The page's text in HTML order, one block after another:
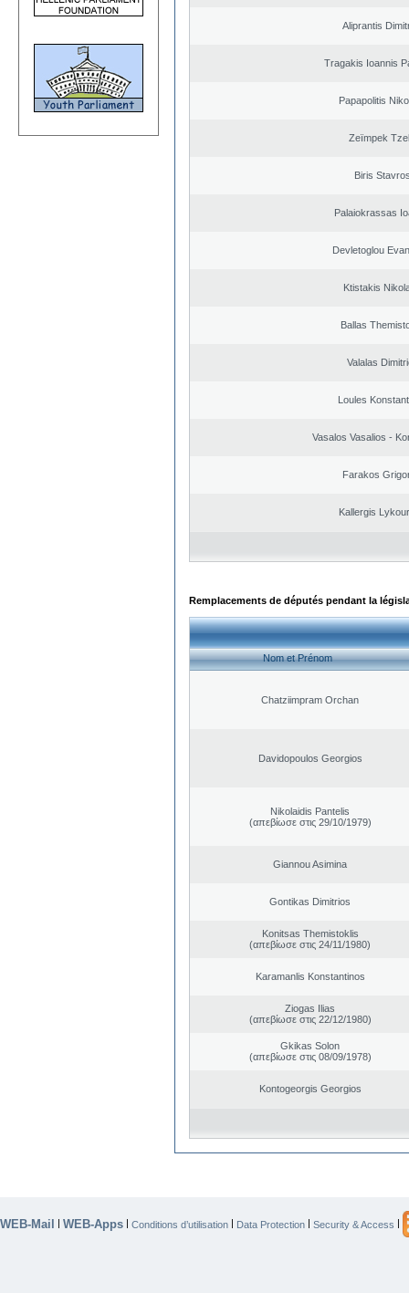
Aliprantis
Tragakis Ioannis
Papapolitis
Zeïmpek
Biris
Palaiokrassas
Devletoglou
Ktistakis
Ballas
Valalas
Loules
Vasalos Vasalios -
Farakos
Kallergis
Remplacements de députés pendant la
Nom et Prénom
Chatziimpram Orchan
Davidopoulos Georgios
Nikolaidis Pantelis
(απεβίωσε στις 29/10/1979)
Giannou Asimina
Gontikas Dimitrios
Konitsas Themistoklis
(απεβίωσε στις 24/11/1980)
Karamanlis Konstantinos
Ziogas Ilias
(απεβίωσε στις 22/12/1980)
Gkikas Solon
(απεβίωσε στις 08/09/1978)
Kontogeorgis Georgios
WEB-Mail | WEB-Apps | Conditions d’utilisation | Data Protection | Security & Access |